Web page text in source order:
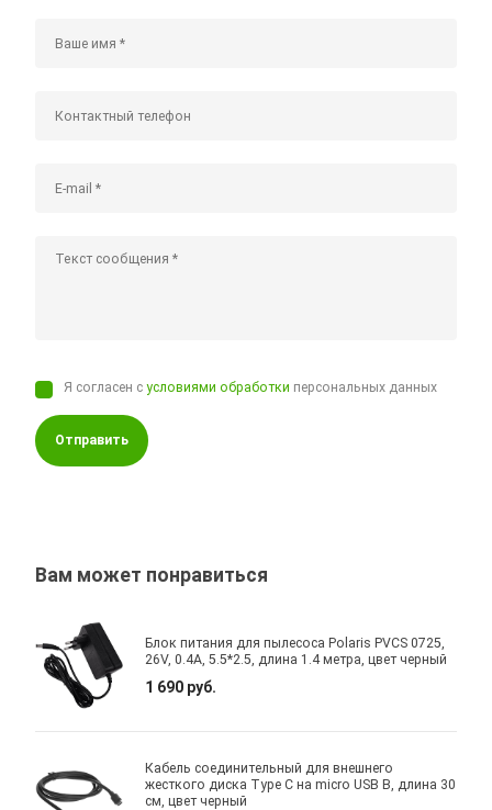
Я согласен сусловиями обработки персональных данных
Отправить
Вам может понравиться
Блок питания для пылесоса Polaris PVCS 0725,
26V, 0.4A, 5.5*2.5, длина 1.4 метра, цвет черный
1 690 руб.
Кабель соединительный для внешнего
жесткого диска Type C на micro USB B, длина 30
см, цвет черный